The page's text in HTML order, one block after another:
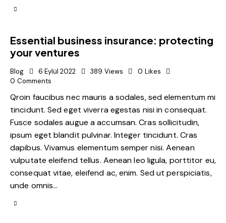
Essential business insurance: protecting
your ventures
Blog 6 Eylül 2022 389 Views 0 Likes
0 Comments
Qroin faucibus nec mauris a sodales, sed elementum mi
tincidunt. Sed eget viverra egestas nisi in consequat.
Fusce sodales augue a accumsan. Cras sollicitudin,
ipsum eget blandit pulvinar. Integer tincidunt. Cras
dapibus. Vivamus elementum semper nisi. Aenean
vulputate eleifend tellus. Aenean leo ligula, porttitor eu,
consequat vitae, eleifend ac, enim. Sed ut perspiciatis,
unde omnis…